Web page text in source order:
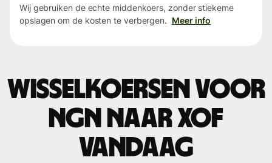
Wij gebruiken de echte middenkoers, zonder stiekeme
opslagen om de kosten te verbergen. Meer info
Wisselkoersen voor
NGN naar XOF
vandaag